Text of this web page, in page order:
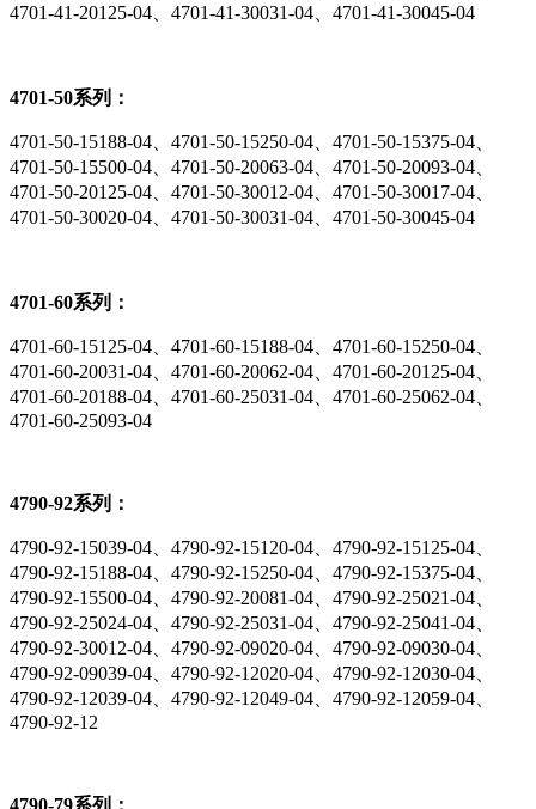
4701-41-20125-04、4701-41-30031-04、4701-41-30045-04
4701-50系列：
4701-50-15188-04、4701-50-15250-04、4701-50-15375-04、
4701-50-15500-04、4701-50-20063-04、4701-50-20093-04、
4701-50-20125-04、4701-50-30012-04、4701-50-30017-04、
4701-50-30020-04、4701-50-30031-04、4701-50-30045-04
4701-60系列：
4701-60-15125-04、4701-60-15188-04、4701-60-15250-04、
4701-60-20031-04、4701-60-20062-04、4701-60-20125-04、
4701-60-20188-04、4701-60-25031-04、4701-60-25062-04、
4701-60-25093-04
4790-92系列：
4790-92-15039-04、4790-92-15120-04、4790-92-15125-04、
4790-92-15188-04、4790-92-15250-04、4790-92-15375-04、
4790-92-15500-04、4790-92-20081-04、4790-92-25021-04、
4790-92-25024-04、4790-92-25031-04、4790-92-25041-04、
4790-92-30012-04、4790-92-09020-04、4790-92-09030-04、
4790-92-09039-04、4790-92-12020-04、4790-92-12030-04、
4790-92-12039-04、4790-92-12049-04、4790-92-12059-04、
4790-92-12